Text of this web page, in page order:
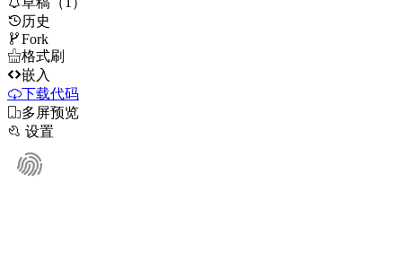
历史
Fork
格式刷
嵌入
下载代码
多屏预览
 设置